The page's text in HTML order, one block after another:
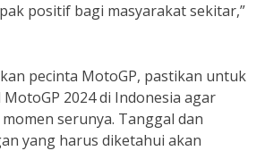
positif bagi masyarakat sekitar,”
pecinta MotoGP, pastikan untuk
MotoGP 2024 di Indonesia agar
serunya. Tanggal dan
yang harus diketahui akan